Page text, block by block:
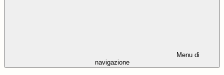
Menu di
navigazione